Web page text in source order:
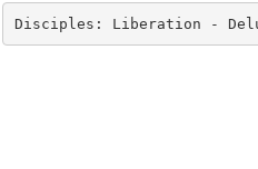
Disciples: Liberation -